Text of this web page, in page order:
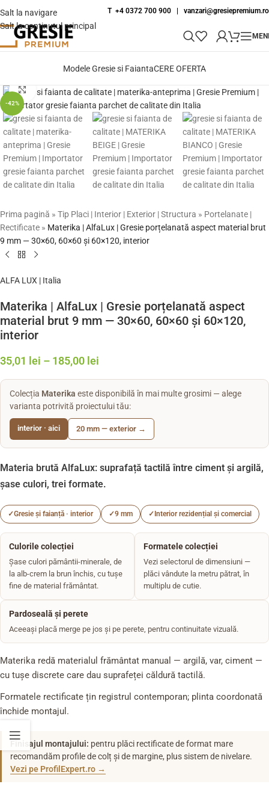
Salt la navigare
Salt la conținutul principal
T +4 0372 700 900 | vanzari@gresiepremium.ro
Modele Gresie si FaiantaCERE OFERTA
-42%
Fă clic pentru a mări
Prima pagină » Tip Placi | Interior | Exterior | Structura » Portelanate |
Rectificate » Materika | AlfaLux | Gresie porțelanată aspect material brut
9 mm — 30×60, 60×60 și 60×120, interior
ALFA LUX | Italia
Materika | AlfaLux | Gresie porțelanată aspect
material brut 9 mm — 30×60, 60×60 și 60×120,
interior
35,01 lei – 185,00 lei
Colecția Materika este disponibilă în mai multe grosimi — alege
varianta potrivită proiectului tău:
interior · aici 20 mm — exterior →
Materia brută AlfaLux: suprafață tactilă între ciment și argilă,
șase culori, trei formate.
✓Gresie și faianță · interior ✓9 mm ✓ Interior rezidențial și comercial
Culorile colecției
Șase culori pământii-minerale, de
la alb-crem la brun închis, cu tușe
fine de material frământat.
Formatele colecției
Vezi selectorul de dimensiuni —
plăci vândute la metru pătrat, în
multiplu de cutie.
Pardoseală și perete
Aceeași placă merge pe jos și pe perete, pentru continuitate vizuală.
Materika redă materialul frământat manual — argilă, var, ciment —
cu tușe discrete care dau suprafeței căldură tactilă.
Formatele rectificate țin registrul contemporan; plinta coordonată
închide montajul.
Finisajul montajului: pentru plăci rectificate de format mare
recomandăm profile de colț și de margine, plus sistem de nivelare.
Vezi pe ProfilExpert.ro →